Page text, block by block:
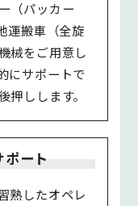
（パッカー
運搬車（全旋
械をご用意し
にサポートで
しします。
ート
熟したオペレ